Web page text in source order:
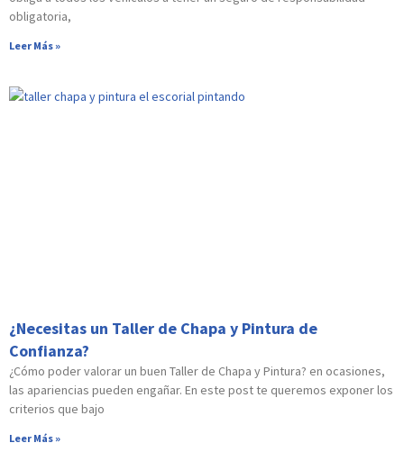
obligatoria,
Leer Más »
¿Necesitas un Taller de Chapa y Pintura de
Confianza?
¿Cómo poder valorar un buen Taller de Chapa y Pintura? en ocasiones,
las apariencias pueden engañar. En este post te queremos exponer los
criterios que bajo
Leer Más »